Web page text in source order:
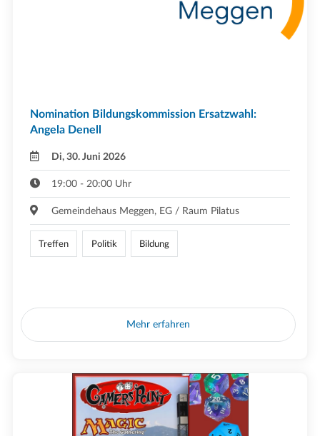
Nomination Bildungskommission Ersatzwahl:
Angela Denell
Di, 30. Juni 2026
19:00 - 20:00 Uhr
Gemeindehaus Meggen, EG / Raum Pilatus
Treffen Politik Bildung
Mehr erfahren